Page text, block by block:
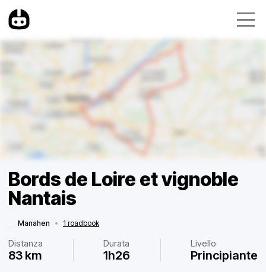
Bords de Loire et vignoble
Nantais
Manahen • 1 roadbook
Distanza
83 km
Durata
1h26
Livello
Principiante